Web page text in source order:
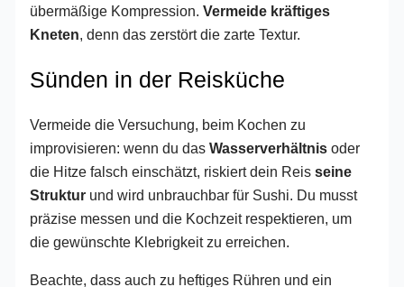
übermäßige Kompression.Vermeide kräftiges
Kneten, denn das zerstört die zarte Textur.
Sünden in der Reisküche
Vermeide die Versuchung, beim Kochen zu
improvisieren: wenn du dasWasserverhältnis oder
die Hitze falsch einschätzt, riskiert dein Reisseine
Struktur und wird unbrauchbar für Sushi. Du musst
präzise messen und die Kochzeit respektieren, um
die gewünschte Klebrigkeit zu erreichen.
Beachte, dass auch zu heftiges Rühren und ein